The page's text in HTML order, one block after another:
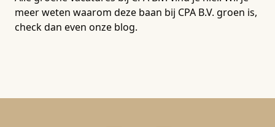
meer weten waarom deze baan bij CPA B.V. groen is,
check dan even onze blog.